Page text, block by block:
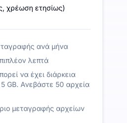
, χρέωση ετησίως)
ανά μήνα
λεπτά
να έχει διάρκεια
GB. Ανεβάστε 50 αρχεία
μεταγραφής αρχείων